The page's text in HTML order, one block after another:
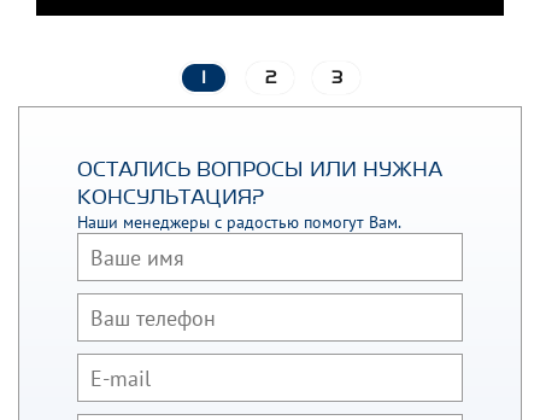
2 3
ОСТАЛИСЬ ВОПРОСЫ ИЛИ НУЖНА
КОНСУЛЬТАЦИЯ?
Наши менеджеры с радостью помогут Вам.